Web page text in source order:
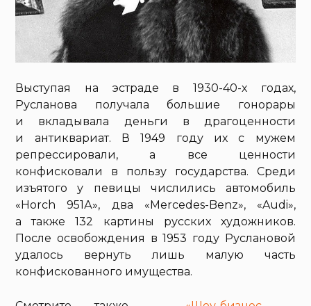
Выступая на эстраде в 1930-40-х годах,
Русланова получала большие гонорары
и вкладывала деньги в драгоценности
и антиквариат. В 1949 году их с мужем
репрессировали, а все ценности
конфисковали в пользу государства. Среди
изъятого у певицы числились автомобиль
«Horch 951А», два «Mercedes-Benz», «Audi»,
а также 132 картины русских художников.
После освобождения в 1953 году Руслановой
удалось вернуть лишь малую часть
конфискованного имущества.